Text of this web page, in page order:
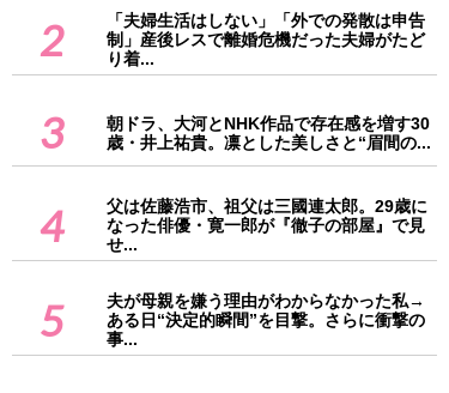
2
「夫婦生活はしない」「外での発散は申告
制」産後レスで離婚危機だった夫婦がたど
り着...
3
朝ドラ、大河とNHK作品で存在感を増す30
歳・井上祐貴。凛とした美しさと“眉間の...
4
父は佐藤浩市、祖父は三國連太郎。29歳に
なった俳優・寛一郎が『徹子の部屋』で見
せ...
5
夫が母親を嫌う理由がわからなかった私→
ある日“決定的瞬間”を目撃。さらに衝撃の
事...